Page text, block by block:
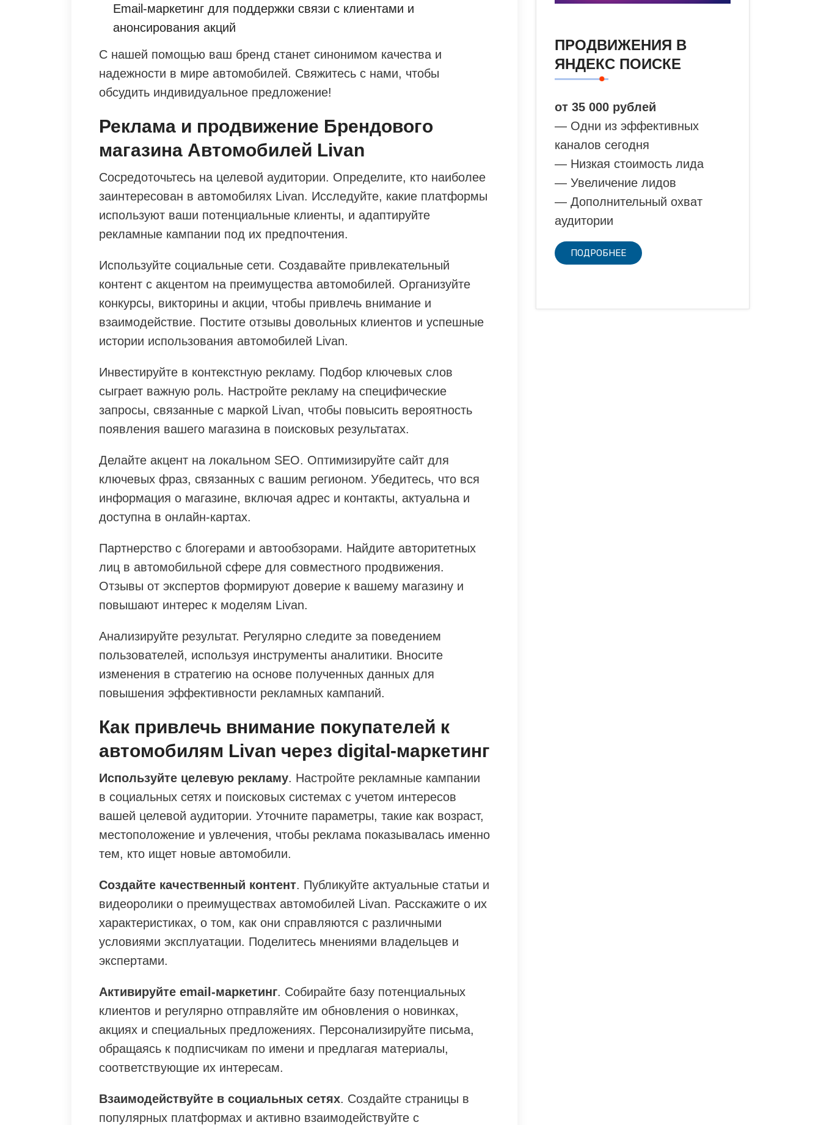
Email-маркетинг для поддержки связи с клиентами и
анонсирования акций
С нашей помощью ваш бренд станет синонимом качества и
надежности в мире автомобилей. Свяжитесь с нами, чтобы
обсудить индивидуальное предложение!
Реклама и продвижение Брендового
магазина Автомобилей Livan
Сосредоточьтесь на целевой аудитории. Определите, кто наиболее
заинтересован в автомобилях Livan. Исследуйте, какие платформы
используют ваши потенциальные клиенты, и адаптируйте
рекламные кампании под их предпочтения.
Используйте социальные сети. Создавайте привлекательный
контент с акцентом на преимущества автомобилей. Организуйте
конкурсы, викторины и акции, чтобы привлечь внимание и
взаимодействие. Постите отзывы довольных клиентов и успешные
истории использования автомобилей Livan.
Инвестируйте в контекстную рекламу. Подбор ключевых слов
сыграет важную роль. Настройте рекламу на специфические
запросы, связанные с маркой Livan, чтобы повысить вероятность
появления вашего магазина в поисковых результатах.
Делайте акцент на локальном SEO. Оптимизируйте сайт для
ключевых фраз, связанных с вашим регионом. Убедитесь, что вся
информация о магазине, включая адрес и контакты, актуальна и
доступна в онлайн-картах.
Партнерство с блогерами и автообзорами. Найдите авторитетных
лиц в автомобильной сфере для совместного продвижения.
Отзывы от экспертов формируют доверие к вашему магазину и
повышают интерес к моделям Livan.
Анализируйте результат. Регулярно следите за поведением
пользователей, используя инструменты аналитики. Вносите
изменения в стратегию на основе полученных данных для
повышения эффективности рекламных кампаний.
Как привлечь внимание покупателей к
автомобилям Livan через digital-маркетинг
Используйте целевую рекламу. Настройте рекламные кампании
в социальных сетях и поисковых системах с учетом интересов
вашей целевой аудитории. Уточните параметры, такие как возраст,
местоположение и увлечения, чтобы реклама показывалась именно
тем, кто ищет новые автомобили.
Создайте качественный контент. Публикуйте актуальные статьи и
видеоролики о преимуществах автомобилей Livan. Расскажите о их
характеристиках, о том, как они справляются с различными
условиями эксплуатации. Поделитесь мнениями владельцев и
экспертами.
Активируйте email-маркетинг. Собирайте базу потенциальных
клиентов и регулярно отправляйте им обновления о новинках,
акциях и специальных предложениях. Персонализируйте письма,
обращаясь к подписчикам по имени и предлагая материалы,
соответствующие их интересам.
Взаимодействуйте в социальных сетях. Создайте страницы в
популярных платформах и активно взаимодействуйте с
ПРОДВИЖЕНИЯ В
ЯНДЕКС ПОИСКЕ
от 35 000 рублей
— Одни из эффективных
каналов сегодня
— Низкая стоимость лида
— Увеличение лидов
— Дополнительный охват
аудитории
ПОДРОБНЕЕ